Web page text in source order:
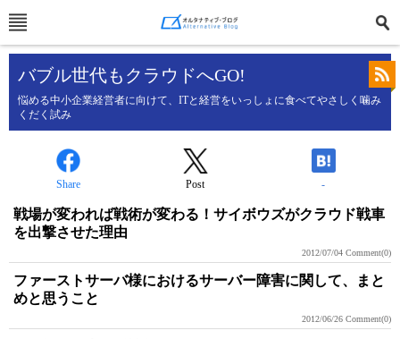
バブル世代もクラウドへGO!
悩める中小企業経営者に向けて、ITと経営をいっしょに食べてやさしく噛み
くだく試み
Share Post -
戦場が変われば戦術が変わる！サイボウズがクラウド戦車
を出撃させた理由
2012/07/04 Comment(0)
ファーストサーバ様におけるサーバー障害に関して、まと
めと思うこと
2012/06/26 Comment(0)